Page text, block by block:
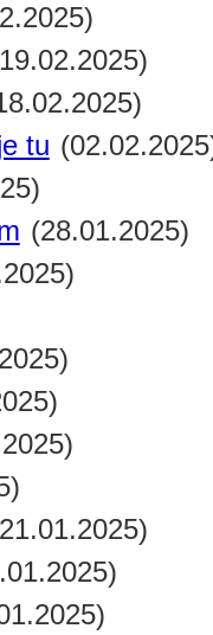
tu
(28.01.2025)